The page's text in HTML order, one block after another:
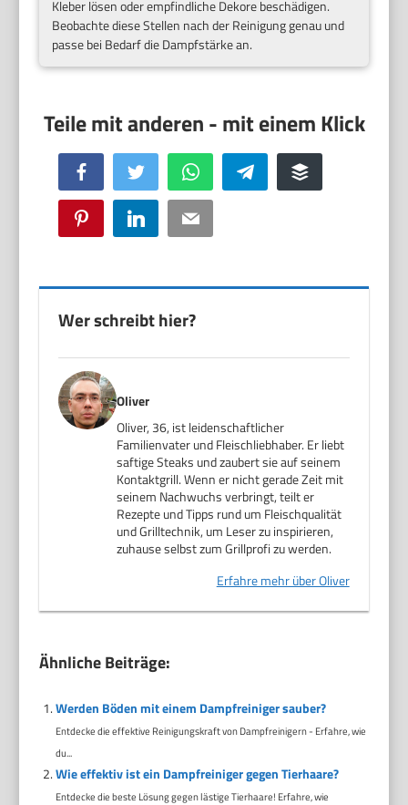
Kleber lösen oder empfindliche Dekore beschädigen.
Beobachte diese Stellen nach der Reinigung genau und
passe bei Bedarf die Dampfstärke an.
Facebook Twitter WhatsApp Telegram Buffer
Pinterest LinkedIn Email
Wer schreibt hier?
Oliver
Oliver, 36, ist leidenschaftlicher
Familienvater und Fleischliebhaber. Er liebt
saftige Steaks und zaubert sie auf seinem
Kontaktgrill. Wenn er nicht gerade Zeit mit
seinem Nachwuchs verbringt, teilt er
Rezepte und Tipps rund um Fleischqualität
und Grilltechnik, um Leser zu inspirieren,
zuhause selbst zum Grillprofi zu werden.
Erfahre mehr über Oliver
Ähnliche Beiträge:
Werden Böden mit einem Dampfreiniger sauber?
Entdecke die effektive Reinigungskraft von Dampfreinigern - Erfahre, wie
du...
Wie effektiv ist ein Dampfreiniger gegen Tierhaare?
Entdecke die beste Lösung gegen lästige Tierhaare! Erfahre, wie